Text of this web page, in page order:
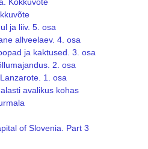
ja liiv. 5. osa
allveelaev. 4. osa
ja kaktused. 3. osa
2. osa
1. osa
avalikus kohas
of Slovenia. Part 3